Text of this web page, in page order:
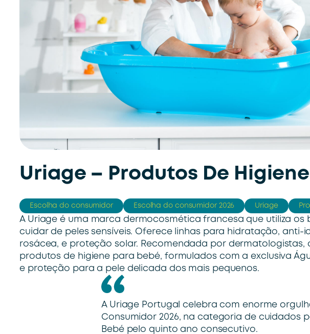
Uriage – Produtos De
Escolha do consumidor Escolha do consumidor 2026 Uriage
A Uriage é uma marca dermocosmética francesa que utiliza os
cuidar de peles sensíveis. Oferece linhas para hidratação,
rosácea, e proteção solar. Recomendada por
produtos de higiene para bebé, formulados com a exclusiva
e proteção para a pele delicada dos mais pequenos.
A Uriage Portugal celebra com enorme
Consumidor 2026, na categoria de cuidados
Bebé pelo quinto ano consecutivo.